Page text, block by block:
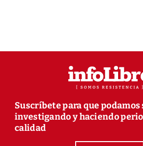
Suscríbete para que
investigando y haciendo
calidad